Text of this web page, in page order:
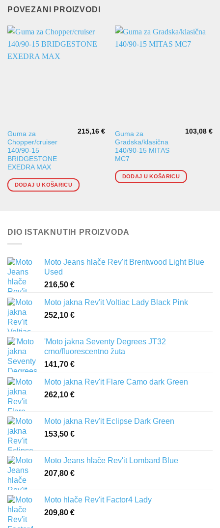
POVEZANI PROIZVODI
Guma za
Chopper/cruiser
140/90-15
BRIDGESTONE
EXEDRA MAX
215,16€
DODAJ U KOŠARICU
Guma za
Gradska/klasična
140/90-15 MITAS
MC7
103,08€
DODAJ U KOŠARICU
DIO ISTAKNUTIH PROIZVODA
Moto Jeans hlače Rev'it Brentwood Light Blue
Used
216,50 €
Moto jakna Rev'it Voltiac Lady Black Pink
252,10 €
'Moto jakna Seventy Degrees JT32
crno/fluorescentno žuta
141,70 €
Moto jakna Rev'it Flare Camo dark Green
262,10 €
Moto jakna Rev'it Eclipse Dark Green
153,50 €
Moto Jeans hlače Rev'it Lombard Blue
207,80 €
Moto hlače Rev'it Factor4 Lady
209,80 €